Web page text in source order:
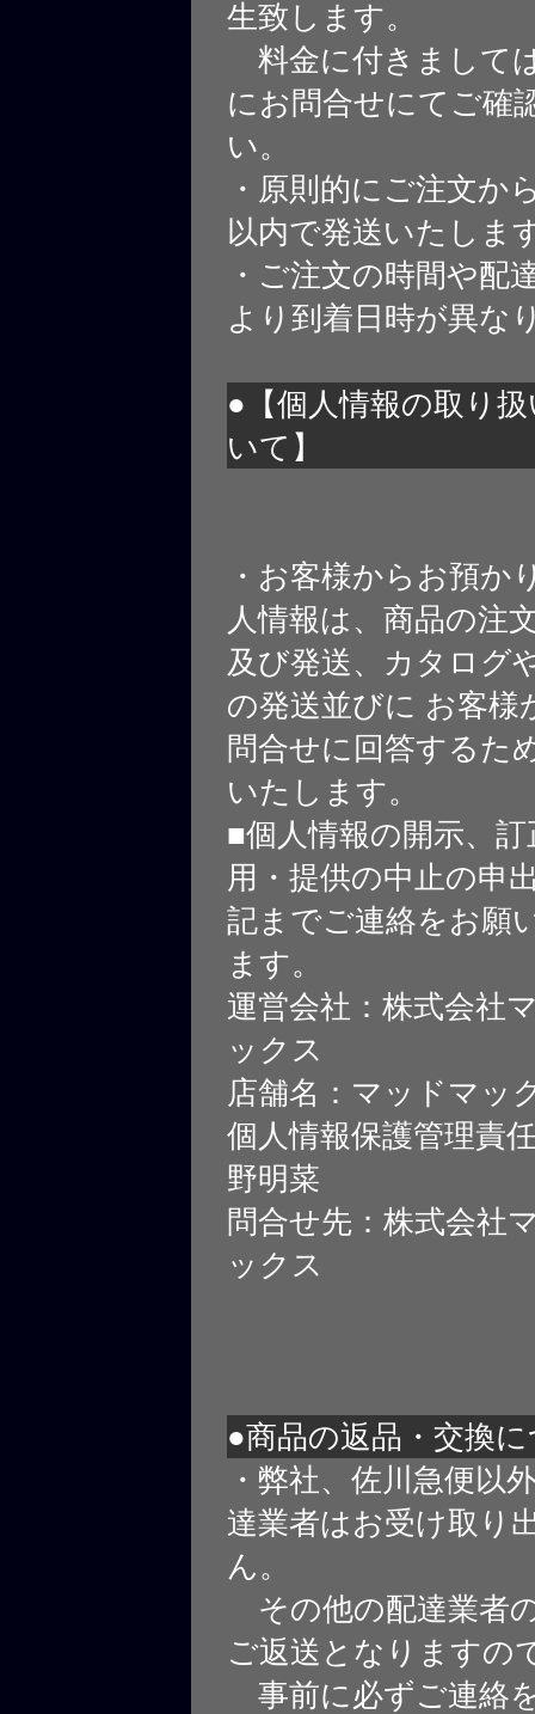
生致します。
料金に付きまして
にお問合せにてご確
い。
・原則的にご注文か
以内で発送いたしま
・ご注文の時間や配
より到着日時が異な
●【個人情報の取り
いて】
・お客様からお預か
人情報は、商品の注
及び発送、カタログ
の発送並びに お客様
問合せに回答するた
いたします。
■個人情報の開示、
用・提供の中止の申
記までご連絡をお願
ます。
運営会社：株式会社
ックス
店舗名：マッドマッ
個人情報保護管理責
野明菜
問合せ先：株式会社
ックス
●商品の返品・交換
・弊社、佐川急便以
達業者はお受け取り
ん。
その他の配達業者
ご返送となりますの
事前に必ずご連絡